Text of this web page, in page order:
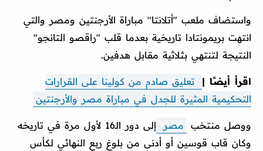
واستضاف ملعب "أتلانتا" مباراة الأرجنتين ومصر والتي
انتهت بريمونتادا تاريخية بعدما قلب "راقصو التانجو"
النتيجة لتنتهي بثلاثية مقابل هدفين.
اقرأ أيضًا |
تعليق صادم من كولينا على القرارات
التحكيمية المثيرة للجدل في مباراة مصر والأرجنتين
ووصل منتخب مصر
إلى دور الـ16 لأول مرة في تاريخه
وكان قاب قوسين أو أدنى من بلوغ ربع النهائي لكأس